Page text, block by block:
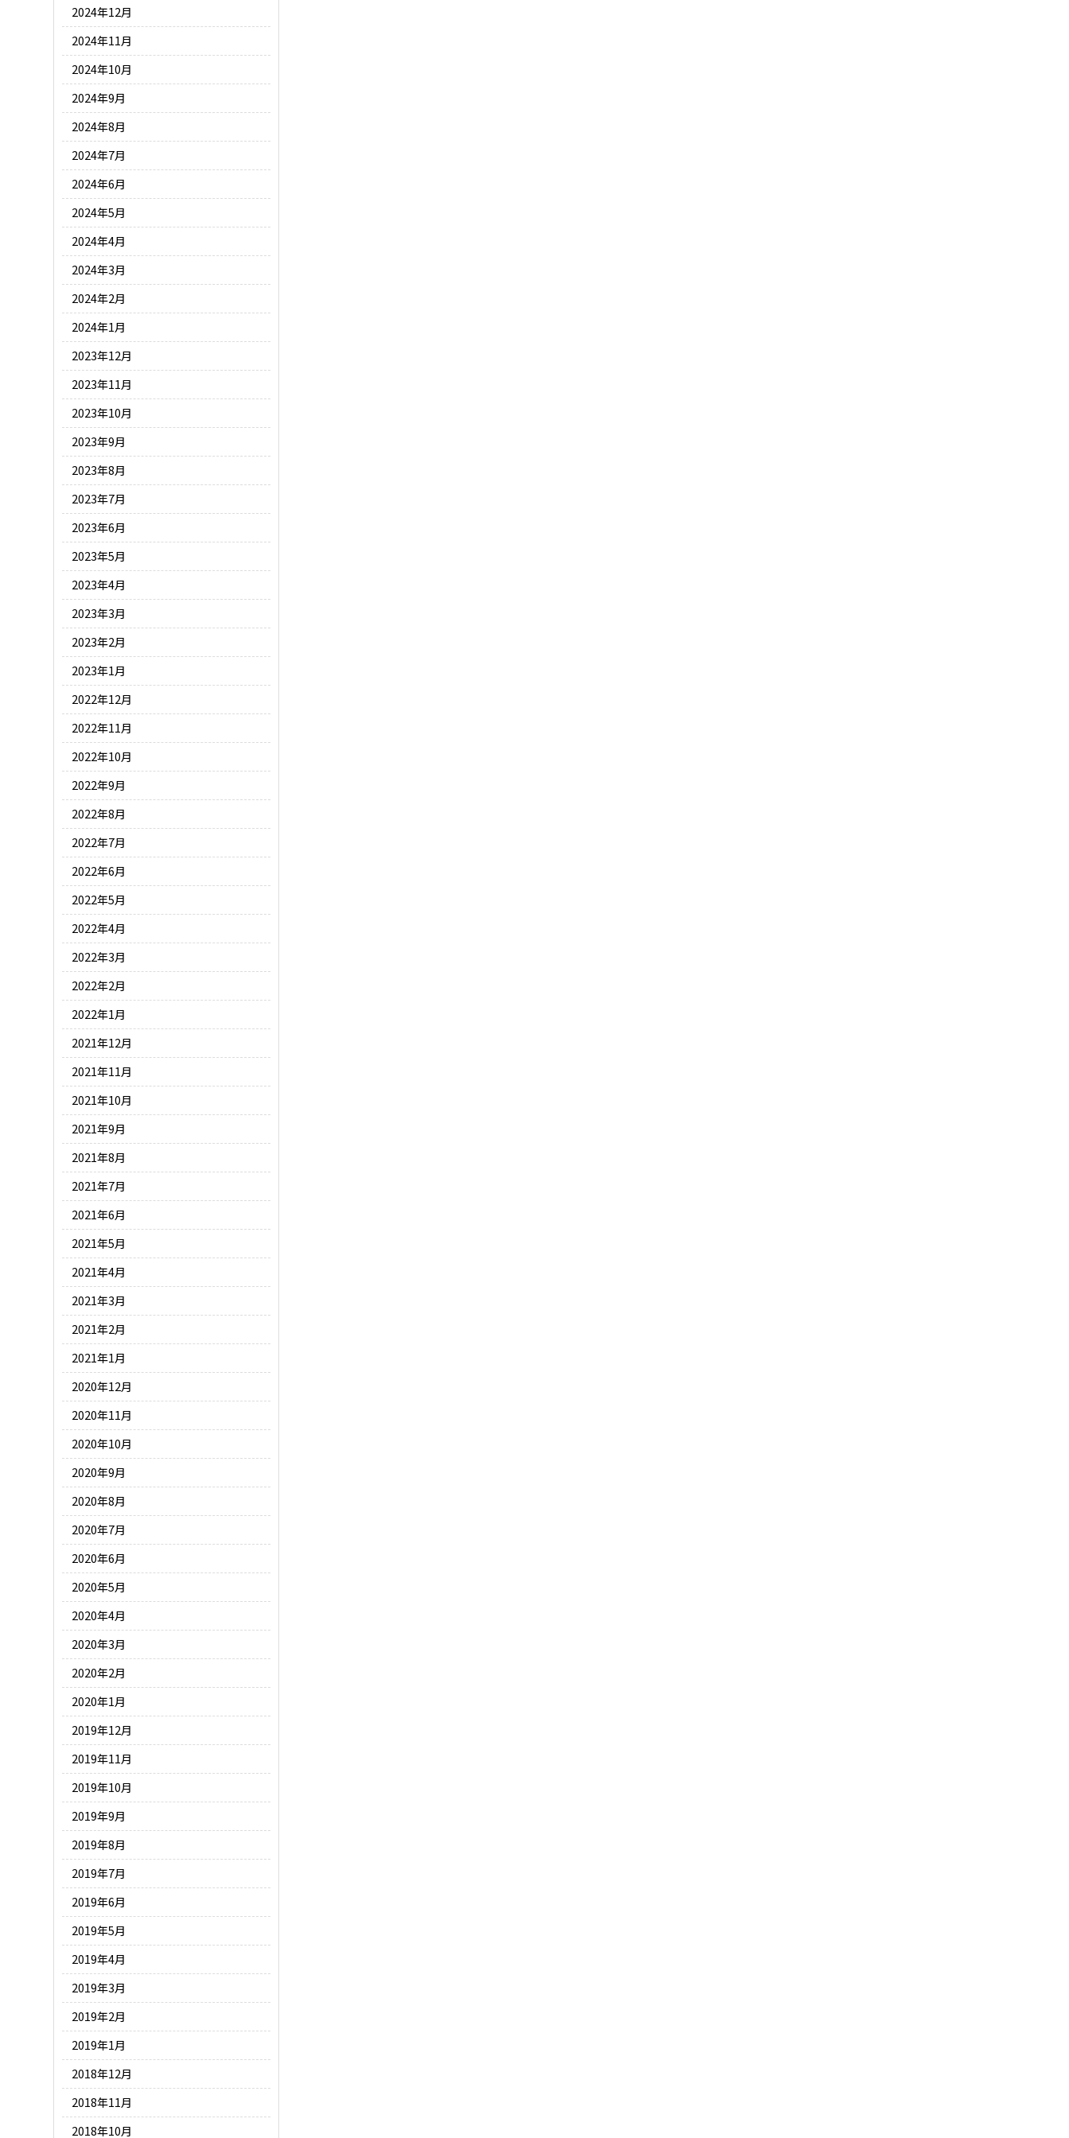
2024年12月
2024年11月
2024年10月
2024年9月
2024年8月
2024年7月
2024年6月
2024年5月
2024年4月
2024年3月
2024年2月
2024年1月
2023年12月
2023年11月
2023年10月
2023年9月
2023年8月
2023年7月
2023年6月
2023年5月
2023年4月
2023年3月
2023年2月
2023年1月
2022年12月
2022年11月
2022年10月
2022年9月
2022年8月
2022年7月
2022年6月
2022年5月
2022年4月
2022年3月
2022年2月
2022年1月
2021年12月
2021年11月
2021年10月
2021年9月
2021年8月
2021年7月
2021年6月
2021年5月
2021年4月
2021年3月
2021年2月
2021年1月
2020年12月
2020年11月
2020年10月
2020年9月
2020年8月
2020年7月
2020年6月
2020年5月
2020年4月
2020年3月
2020年2月
2020年1月
2019年12月
2019年11月
2019年10月
2019年9月
2019年8月
2019年7月
2019年6月
2019年5月
2019年4月
2019年3月
2019年2月
2019年1月
2018年12月
2018年11月
2018年10月